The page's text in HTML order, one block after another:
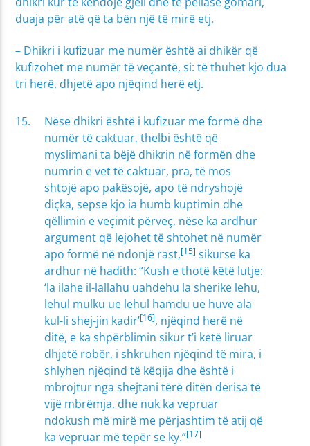
duaja për atë që ta bën një të mirë etj.
– Dhikri i kufizuar me numër është ai dhikër që
kufizohet me numër të veçantë, si: të thuhet kjo dua
tri herë, dhjetë apo njëqind herë etj.
Nëse dhikri është i kufizuar me formë dhe
numër të caktuar, thelbi është që
myslimani ta bëjë dhikrin në formën dhe
numrin e vet të caktuar, pra, të mos
shtojë apo pakësojë, apo të ndryshojë
diçka, sepse kjo ia humb kuptimin dhe
qëllimin e veçimit përveç, nëse ka ardhur
argument që lejohet të shtohet në numër
apo formë në ndonjë rast,[15] sikurse ka
ardhur në hadith: “Kush e thotë këtë lutje:
‘la ilahe il-lallahu uahdehu la sherike lehu,
lehul mulku ue lehul hamdu ue huve ala
kul-li shej-jin kadir’[16], njëqind herë në
ditë, e ka shpërblimin sikur t’i ketë liruar
dhjetë robër, i shkruhen njëqind të mira, i
shlyhen njëqind të këqija dhe është i
mbrojtur nga shejtani tërë ditën derisa të
vijë mbrëmja, dhe nuk ka vepruar
ndokush më mirë me përjashtim të atij që
ka vepruar më tepër se ky.”[17]